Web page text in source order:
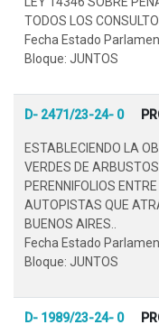
TODOS LOS
Fecha Estado
Bloque: JUNTOS
D- 2471/23-24- 0
ESTABLECIENDO LA
VERDES DE
PERENNIFOLIOS
AUTOPISTAS QUE
BUENOS AIRES..
Fecha Estado
Bloque: JUNTOS
D- 1989/23-24- 0